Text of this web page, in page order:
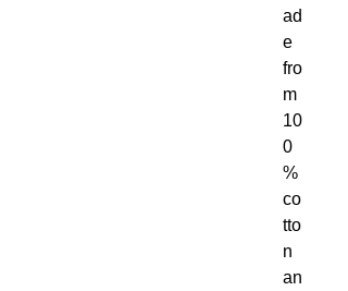
ad
e
fro
m
10
0
%
co
tto
n
an